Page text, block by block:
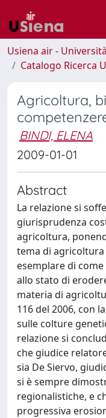
Usiena air -
Catalogo Ricerca
Agricoltura,
BINDI, ELENA
2009-01-01
Abstract
La relazione si
giurisprudenza
agricoltura,
tema di agricoltura
esemplare di
allo stato di
materia di
116 del 2006, con
sulle colture
relazione si
che giudice
sia De Siervo,
si è sempre
regionalistiche, e
progressiva